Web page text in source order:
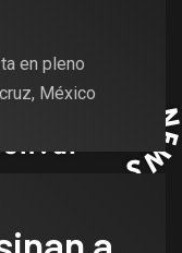
en pleno
México